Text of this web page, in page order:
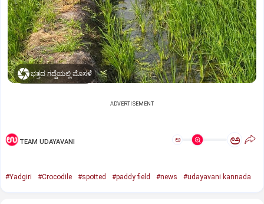
ಭತ್ತದ ಗದ್ದೆಯಲ್ಲಿ ಮೊಸಳೆ
ADVERTISEMENT
TEAM UDAYAVANI ಅ ಅ
#Yadgiri #Crocodile #spotted #paddy field #news #udayavani kannada